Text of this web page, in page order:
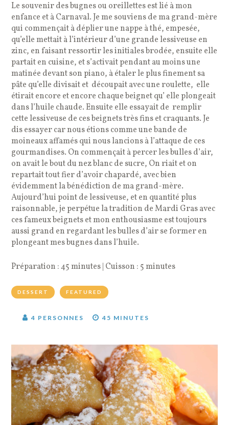
Le souvenir des bugnes ou oreillettes est lié à mon
enfance et à Carnaval. Je me souviens de ma grand-mère
qui commençait à déplier une nappe à thé, empesée,
qu’elle mettait à l’intérieur d’une grande lessiveuse en
zinc, en faisant ressortir les initiales brodée, ensuite elle
partait en cuisine, et s’activait pendant au moins une
matinée devant son piano, à étaler le plus finement sa
pâte qu’elle divisait et découpait avec une roulette, elle
étirait encore et encore chaque beignet qu’ elle plongeait
dans l’huile chaude. Ensuite elle essayait de remplir
cette lessiveuse de ces beignets très fins et craquants. Je
dis essayer car nous étions comme une bande de
moineaux affamés qui nous lancions à l’attaque de ces
gourmandises. On commençait à percer les bulles d’air,
on avait le bout du nez blanc de sucre, On riait et on
repartait tout fier d’avoir chapardé, avec bien
évidemment la bénédiction de ma grand-mère.
Aujourd’hui point de lessiveuse, et en quantité plus
raisonnable, je perpétue la tradition de Mardi Gras avec
ces fameux beignets et mon enthousiasme est toujours
aussi grand en regardant les bulles d’air se former en
plongeant mes bugnes dans l’huile.
Préparation : 45 minutes | Cuisson : 5 minutes
DESSERT FEATURED
4 PERSONNES 45 MINUTES